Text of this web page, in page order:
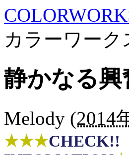
カラーワー
静かなる
Melody (2014
★★★CHECK!!